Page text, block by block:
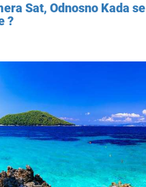
Sat, Odnosno Kada se
?